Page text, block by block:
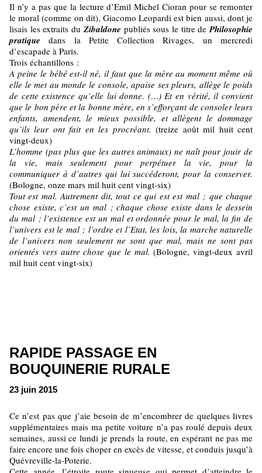
Il n’y a pas que la lecture d’Emil Michel Cioran pour se remonter
le moral (comme on dit), Giacomo Leopardi est bien aussi, dont je
lisais les extraits du Zibaldone publiés sous le titre de Philosophie
pratique dans la Petite Collection Rivages, un mercredi
d’escapade à Paris.
Trois échantillons :
A peine le bébé est-il né, il faut que la mère au moment même où
elle le met au monde le console, apaise ses pleurs, allège le poids
de cette existence qu’elle lui donne. (…) Et en vérité, il convient
que le bon père et la bonne mère, en s’efforçant de consoler leurs
enfants, amendent, le mieux possible, et allègent le dommage
qu’ils leur ont fait en les procréant.(treize août mil huit cent
vingt-deux)
L’homme (pas plus que les autres animaux) ne naît pour jouir de
la vie, mais seulement pour perpétuer la vie, pour la
communiquer à d’autres qui lui succéderont, pour la conserver.
(Bologne, onze mars mil huit cent vingt-six)
Tout est mal. Autrement dit, tout ce qui est est mal ; que chaque
chose existe, c’est un mal ; chaque chose existe dans le dessein
du mal ; l’existence est un mal et ordonnée pour le mal, la fin de
l’univers est le mal ; l’ordre et l’Etat, les lois, la marche naturelle
de l’univers non seulement ne sont que mal, mais ne sont pas
orientés vers autre chose que le mal.(Bologne, vingt-deux avril
mil huit cent vingt-six)
RAPIDE PASSAGE EN
BOUQUINERIE RURALE
23 juin 2015
Ce n’est pas que j’aie besoin de m’encombrer de quelques livres
supplémentaires mais ma petite voiture n’a pas roulé depuis deux
semaines, aussi ce lundi je prends la route, en espérant ne pas me
faire encore une fois choper en excès de vitesse, et conduis jusqu’à
Quévreville-la-Poterie.